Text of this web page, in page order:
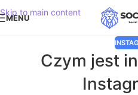
Skip to main content
MENU
Czym jest